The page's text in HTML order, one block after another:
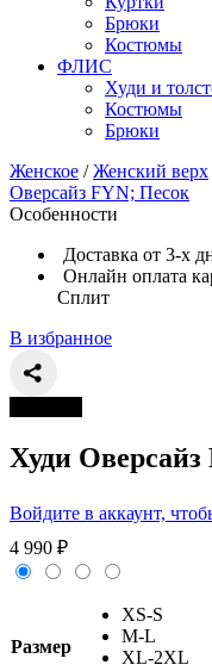
Брюки
Костюмы
ФЛИС
Худи и
Костюмы
Брюки
Женское / Женский верх
Оверсайз FYN; Песок
Особенности
Доставка от 3-х
Онлайн оплата
Сплит
В избранное
Худи
Войдите в аккаунт,
4 990 ₽
Размер
XS-S
M-L
XL-2XL